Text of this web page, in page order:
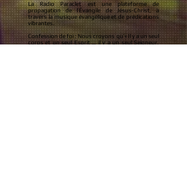
La Radio Paraclet est une plateforme de
propagation de l’Évangile de Jésus-Christ, à
travers la musique évangélique et de prédications
vibrantes.
Confession de foi : Nous croyons qu’« Il y a un seul
corps et un seul Esprit … il y a un seul Seigneur,